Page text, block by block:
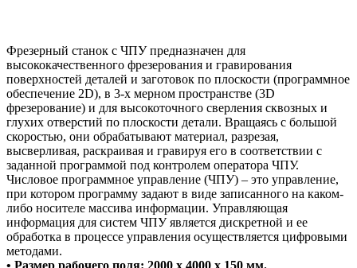
Фрезерный станок с ЧПУ предназначен для
высококачественного фрезерования и гравирования
поверхностей деталей и заготовок по плоскости (программное
обеспечение 2D), в 3-х мерном пространстве (3D
фрезерование) и для высокоточного сверления сквозных и
глухих отверстий по плоскости детали. Вращаясь с большой
скоростью, они обрабатывают материал, разрезая,
высверливая, раскраивая и гравируя его в соответствии с
заданной программой под контролем оператора ЧПУ.
Числовое программное управление (ЧПУ) – это управление,
при котором программу задают в виде записанного на каком-
либо носителе массива информации. Управляющая
информация для систем ЧПУ является дискретной и ее
обработка в процессе управления осуществляется цифровыми
методами.
• Размер рабочего поля: 2000 x 4000 x 150 мм.